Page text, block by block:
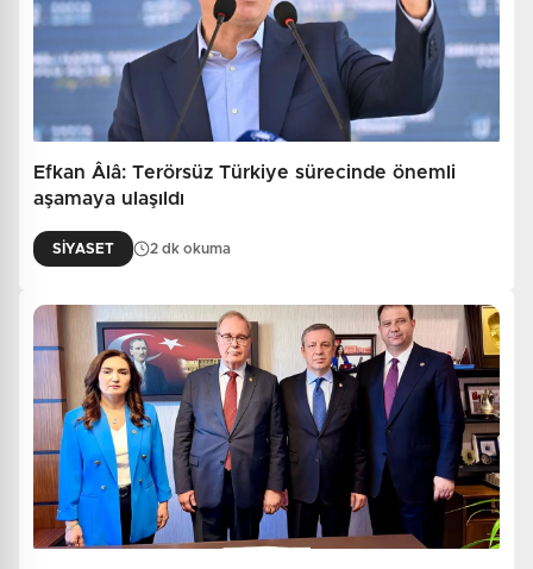
Efkan Âlâ: Terörsüz Türkiye sürecinde önemli
aşamaya ulaşıldı
SİYASET 2 dk okuma